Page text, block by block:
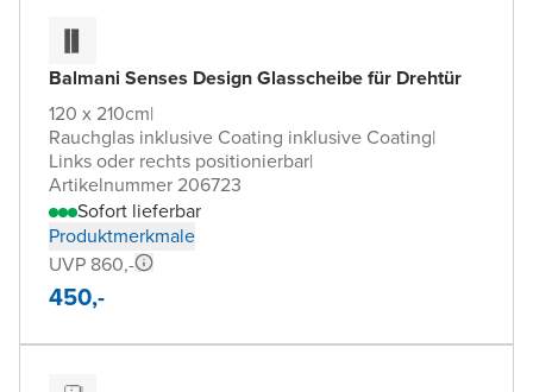
Balmani Senses Design Glasscheibe für Drehtür
120 x 210cm|
Rauchglas inklusive Coating inklusive Coating|
Links oder rechts positionierbar|
Artikelnummer 206723
Sofort lieferbar
Produktmerkmale
UVP 860,-
450,-